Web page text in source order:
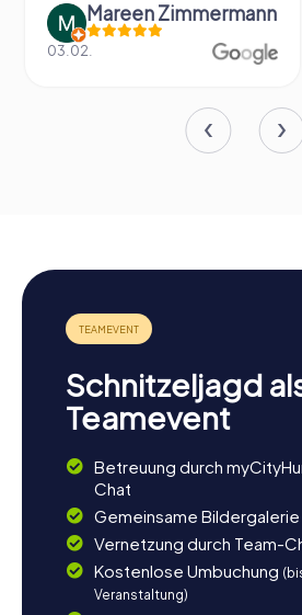
Mareen Zimmermann
03.02.
Schnitzeljagd
Teamevent
Betreuung durch
Chat
Gemeinsame
Vernetzung durch Team-
Kostenlose Umbuchung
Veranstaltung)